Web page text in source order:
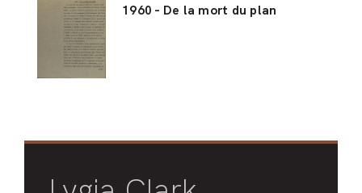
1960 - De la mort du plan